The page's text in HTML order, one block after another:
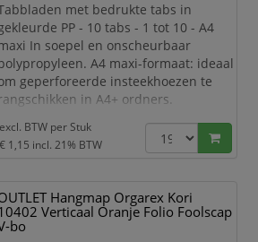
met bedrukte tabs in
PP - 10 tabs - 1 tot 10 - A4
In soepel en onscheurbaar
A4 maxi-formaat: ideaal
geperforeerde insteekhoezen te
in A4+ ordners.
bedrukbaar met behulp vande gratis
applicatie Kreaman op
excl. BTW per Stuk
€ 1,15 incl. 21% BTW
Hangmap Orgarex Kori
Verticaal Oranje Folio Foolscap
bo